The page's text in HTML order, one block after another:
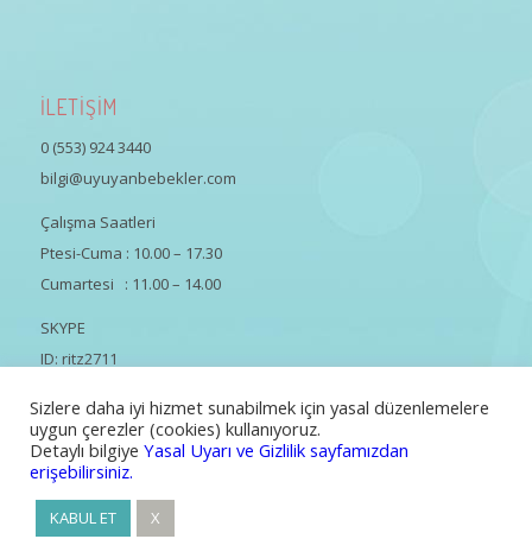
İLETİŞİM
0 (553) 924 3440
bilgi@uyuyanbebekler.com
Çalışma Saatleri
Ptesi-Cuma : 10.00 – 17.30
Cumartesi : 11.00 – 14.00
SKYPE
ID: ritz2711
Tüm Hakları Saklıdır | Güliz Özsaruhan
Sizlere daha iyi hizmet sunabilmek için yasal düzenlemelere
uygun çerezler (cookies) kullanıyoruz.
Detaylı bilgiye Yasal Uyarı ve Gizlilik sayfamızdan
erişebilirsiniz.
KABUL ET X